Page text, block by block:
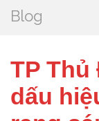
Blog
TP
dấu